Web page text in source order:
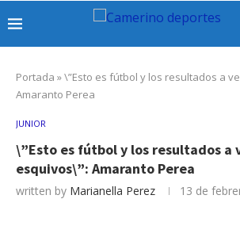
Portada »\”Esto es fútbol y los resultados a
Amaranto Perea
JUNIOR
\”Esto es fútbol y los resultados a
esquivos\”: Amaranto Perea
written by Marianella Perez 13 de